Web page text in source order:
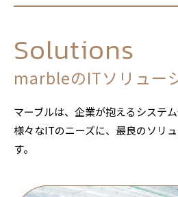
Solutions
marbleのITソリュー
マーブルは、企業が抱えるシステ
様々なITのニーズに、最良のソリ
す。